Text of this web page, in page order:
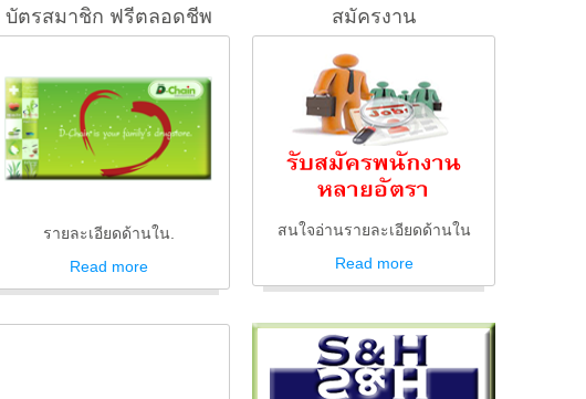
บัตรสมาชิก ฟรีตลอดชีพ
รายละเอียดด้านใน.
Read more
สมัครงาน
สนใจอ่านรายละเอียดด้านใน
Read more